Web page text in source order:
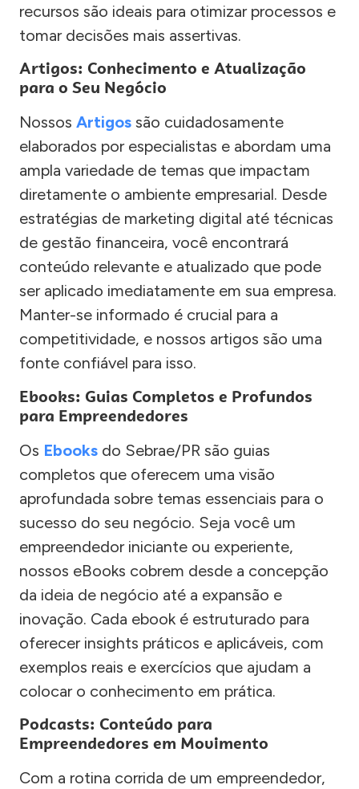
recursos são ideais para otimizar processos e
tomar decisões mais assertivas.
Artigos: Conhecimento e Atualização
para o Seu Negócio
Nossos Artigos são cuidadosamente
elaborados por especialistas e abordam uma
ampla variedade de temas que impactam
diretamente o ambiente empresarial. Desde
estratégias de marketing digital até técnicas
de gestão financeira, você encontrará
conteúdo relevante e atualizado que pode
ser aplicado imediatamente em sua empresa.
Manter-se informado é crucial para a
competitividade, e nossos artigos são uma
fonte confiável para isso.
Ebooks: Guias Completos e Profundos
para Empreendedores
Os Ebooks do Sebrae/PR são guias
completos que oferecem uma visão
aprofundada sobre temas essenciais para o
sucesso do seu negócio. Seja você um
empreendedor iniciante ou experiente,
nossos eBooks cobrem desde a concepção
da ideia de negócio até a expansão e
inovação. Cada ebook é estruturado para
oferecer insights práticos e aplicáveis, com
exemplos reais e exercícios que ajudam a
colocar o conhecimento em prática.
Podcasts: Conteúdo para
Empreendedores em Movimento
Com a rotina corrida de um empreendedor,